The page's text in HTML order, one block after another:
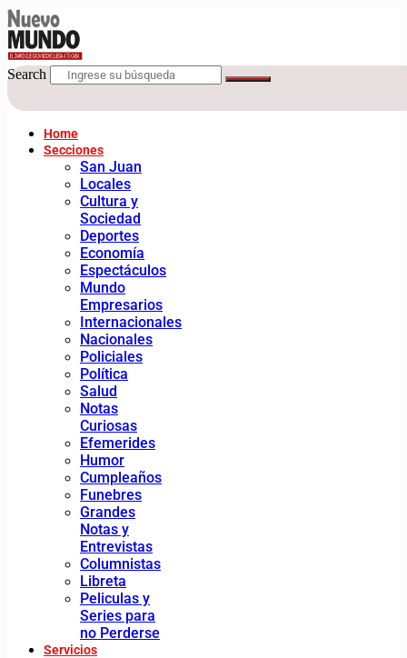
Search
Home
Secciones
San Juan
Locales
Cultura y
Sociedad
Deportes
Economía
Espectáculos
Mundo
Empresarios
Internacionales
Nacionales
Policiales
Política
Salud
Notas
Curiosas
Efemerides
Humor
Cumpleaños
Funebres
Grandes
Notas y
Entrevistas
Columnistas
Libreta
Peliculas y
Series para
no Perderse
Servicios